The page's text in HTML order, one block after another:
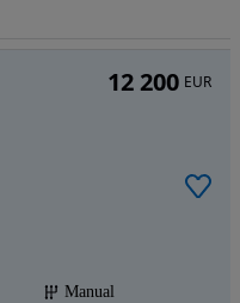
Manual
12 200 EUR